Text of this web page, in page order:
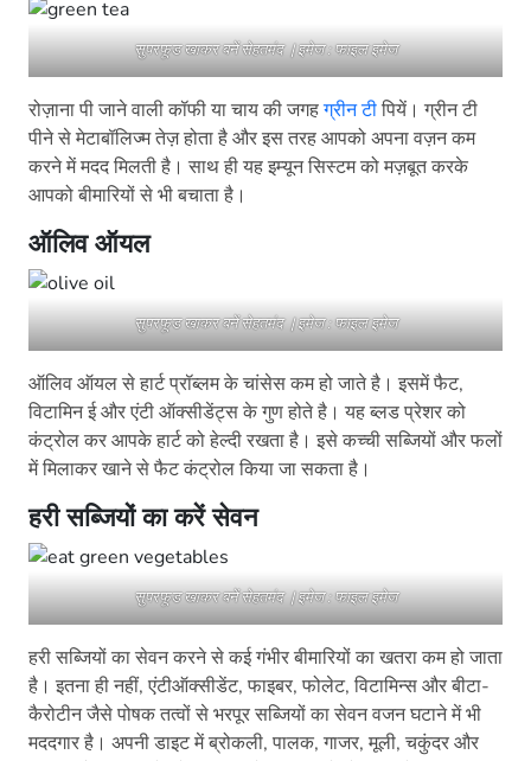
सुपरफूड खाकर बनें सेहतमंद | इमेज : फाइल इमेज
रोज़ाना पी जाने वाली कॉफी या चाय की जगहग्रीन टीपियें। ग्रीन टी
पीने से मेटाबॉलिज्म तेज़ होता है और इस तरह आपको अपना वज़न कम
करने में मदद मिलती है। साथ ही यह इम्यून सिस्टम को मज़बूत करके
आपको बीमारियों से भी बचाता है।
ऑलिव ऑयल
सुपरफूड खाकर बनें सेहतमंद | इमेज : फाइल इमेज
ऑलिव ऑयल से हार्ट प्रॉब्लम के चांसेस कम हो जाते है। इसमें फैट,
विटामिन ई और एंटी ऑक्सीडेंट्स के गुण होते है। यह ब्लड प्रेशर को
कंट्रोल कर आपके हार्ट को हेल्दी रखता है। इसे कच्ची सब्जियों और फलों
में मिलाकर खाने से फैट कंट्रोल किया जा सकता है।
हरी सब्जियों का करें सेवन
सुपरफूड खाकर बनें सेहतमंद | इमेज : फाइल इमेज
हरी सब्जियों का सेवन करने से कई गंभीर बीमारियों का खतरा कम हो जाता
है। इतना ही नहीं, एंटीऑक्सीडेंट, फाइबर, फोलेट, विटामिन्स और बीटा-
कैरोटीन जैसे पोषक तत्वों से भरपूर सब्जियों का सेवन वजन घटाने में भी
मददगार है। अपनी डाइट में ब्रोकली, पालक, गाजर, मूली, चकुंदर और